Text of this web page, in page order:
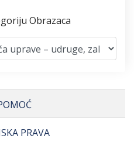
Obrazaca
PRAVA